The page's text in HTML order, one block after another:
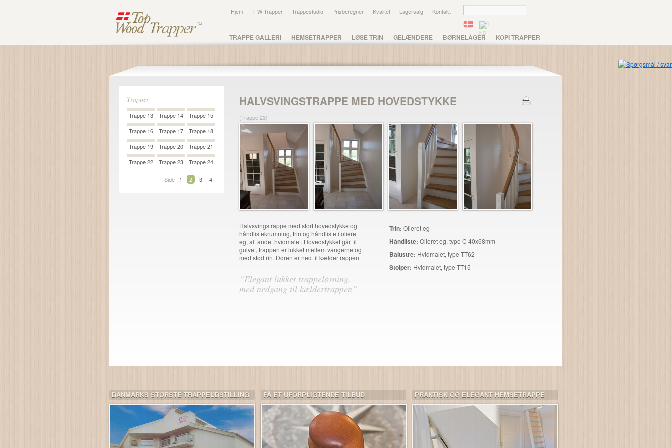
Hjem T W Trapper Trappestudio Prisberegner Kvalitet Lagersalg Kontakt
TRAPPE GALLERI HEMSETRAPPER LØSE TRIN GELÆNDERE BØRNELÅGER KOPI TRAPPER
Trapper
Trappe 13 Trappe 14
Trappe 15
Trappe 16
Trappe 17
Trappe 18
Trappe 19
Trappe 20
Trappe 21
Trappe 22
Trappe 23 Trappe 24
Side 1 2 3 4
HALVSVINGSTRAPPE MED HOVEDSTYKKE
(Trappe 23)
Halvsvingstrappe med stort hovedstykke og
håndlistekrumning, trin og håndliste i olieret
eg, alt andet hvidmalet. Hovedstykket går til
gulvet, trappen er lukket mellem vangerne og
med stødtrin. Døren er ned til kældertrappen.
“Elegant lukket trappeløsning,
med nedgang til kældertrappen”
Trin: Olieret eg
Håndliste: Olieret eg, type C 40x68mm
Balustre: Hvidmalet, type TT62
Stolper: Hvidmalet, type TT15
DANMARKS STØRSTE TRAPPEUDSTILLING FÅ ET UFORPLIGTENDE TILBUD PRAKTISK OG ELEGANT HEMSETRAPPE